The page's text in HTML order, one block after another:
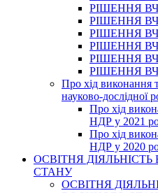
РІШЕННЯ
РІШЕННЯ
РІШЕННЯ
РІШЕННЯ
РІШЕННЯ
РІШЕННЯ
Про хід виконання
науково-дослідної
Про хід
НДР у 2021
Про хід
НДР у 2020
ОСВІТНЯ
СТАНУ
ОСВІТНЯ